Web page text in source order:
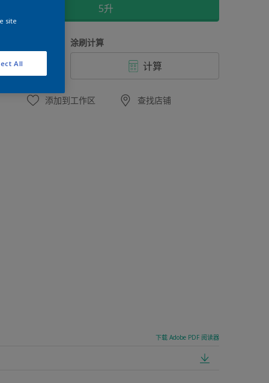
5升
涂刷计算
计算
添加到工作区 查找店铺
下载 Adobe PDF 阅读器
site
All